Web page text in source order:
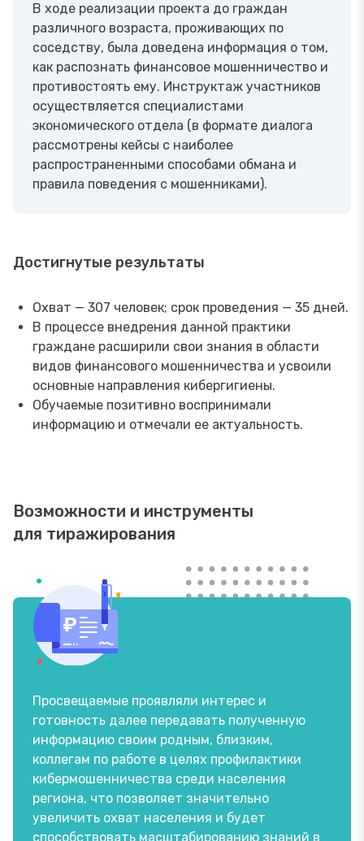
В ходе реализации проекта до граждан
различного возраста, проживающих по
соседству, была доведена информация о том,
как распознать финансовое мошенничество и
противостоять ему. Инструктаж участников
осуществляется специалистами
экономического отдела (в формате диалога
рассмотрены кейсы с наиболее
распространенными способами обмана и
правила поведения с мошенниками).
Достигнутые результаты
Охват — 307 человек; срок проведения — 35 дней.
В процессе внедрения данной практики
граждане расширили свои знания в области
видов финансового мошенничества и усвоили
основные направления кибергигиены.
Обучаемые позитивно воспринимали
информацию и отмечали ее актуальность.
Возможности и инструменты
для тиражирования
Просвещаемые проявляли интерес и
готовность далее передавать полученную
информацию своим родным, близким,
коллегам по работе в целях профилактики
кибермошенничества среди населения
региона, что позволяет значительно
увеличить охват населения и будет
способствовать масштабированию знаний в